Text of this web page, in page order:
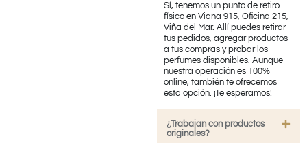
Sí, tenemos un punto de retiro
físico en Viana 915, Oficina 215,
Viña del Mar. Allí puedes retirar
tus pedidos, agregar productos
a tus compras y probar los
perfumes disponibles. Aunque
nuestra operación es 100%
online, también te ofrecemos
esta opción. ¡Te esperamos!
¿Trabajan con productos
originales?